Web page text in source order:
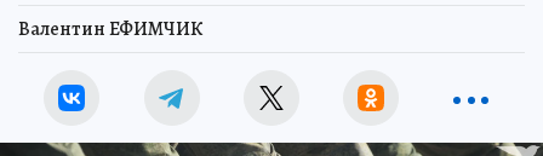
Валентин ЕФИМЧИК